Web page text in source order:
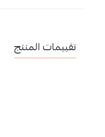
تقييمات المنتج